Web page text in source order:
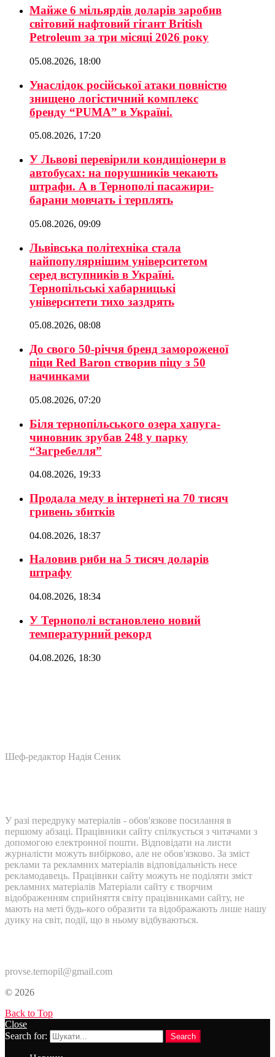
Майже 6 мільярдів доларів заробив
світовий нафтовий гігант British
Petroleum за три місяці 2026 року
05.08.2026, 18:00
Унаслідок російської атаки повністю
знищено логістичний комплекс
бренду “PUMA” в Україні.
05.08.2026, 17:20
У Львові перевірили кондиціонери в
автобусах: на порушників чекають
штрафи. А в Тернополі пасажири-
барани мовчать і терплять
05.08.2026, 09:09
Львівська політехніка стала
найпопулярнішим університетом
серед вступників в Україні.
Тернопільські хабарницькі
університети тихо заздрять
05.08.2026, 08:08
До свого 50-річчя бренд замороженої
піци Red Baron створив піцу з 50
начинками
05.08.2026, 07:20
Біля тернопільського озера хапуга-
чиновник зрубав 248 у парку
“Загребелля”
04.08.2026, 19:33
Продала меду в інтернеті на 70 тисяч
гривень збитків
04.08.2026, 18:37
Наловив риби на 5 тисяч доларів
штрафу
04.08.2026, 18:34
У Тернополі встановлено новий
температурний рекорд
04.08.2026, 18:30
Шеф-редактор Надія Сеник
У разі передруку матеріалів - обов'язкове посилання в
першому абзаці. Працівники сайту спілкується з читачами з
допомогою електронної пошти. Відповідати на листи
журналісти можуть вибірково, але не обов'язково. За зміст
реклами та рекламних матеріалів відповідальність несе
рекламодавець. Працівнки сайту можуть не поділяти зміст
рекламних матеріалів Матеріали сайту є творчим
відображенням сприйняття світу працівниками сайту, не
мають на меті будь-кого образити та відображають лише нашу
дуику на світ, події, що в ньому відбуваються.
provse.ternopil@gmail.com
© 2026
Back to Top
Close
Search for:
Search